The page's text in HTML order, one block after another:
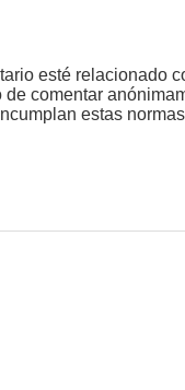
esté relacionado
comentar
estas